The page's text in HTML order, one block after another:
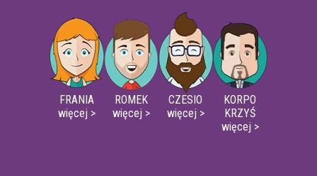
FRANIA
więcej >
ROMEK
więcej >
CZESIO
więcej >
KORPO
KRZYŚ
więcej >